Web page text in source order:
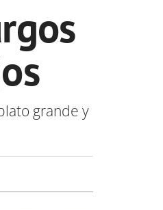
grande y